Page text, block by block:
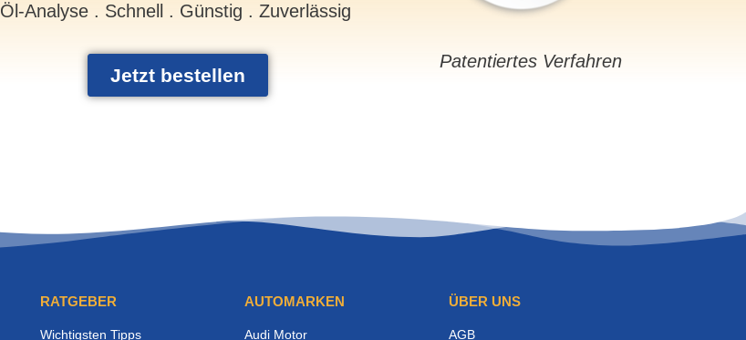
Öl-Analyse . Schnell . Günstig . Zuverlässig
Jetzt bestellen
Patentiertes Verfahren
RATGEBER
Wichtigsten Tipps
AUTOMARKEN
Audi Motor
ÜBER UNS
AGB